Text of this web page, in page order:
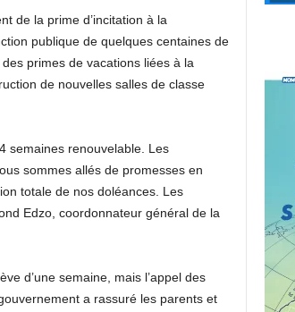
de la prime d’incitation à la
publique de quelques centaines de
primes de vacations liées à la
de nouvelles salles de classe
semaines renouvelable. Les
sommes allés de promesses en
totale de nos doléances. Les
Edzo, coordonnateur général de la
d’une semaine, mais l’appel des
a rassuré les parents et